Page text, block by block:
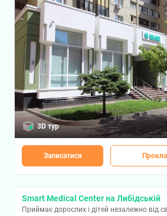
3D тур
Записатися
Smart Medical Center на Либідській
Приймає дорослих і дітей незалежно від